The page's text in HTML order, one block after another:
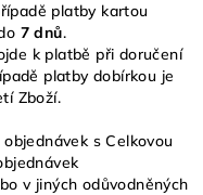
platby kartou
7 dnů.
k platbě při doručení
platby dobírkou je
Zboží.
s Celkovou
v jiných odůvodněných